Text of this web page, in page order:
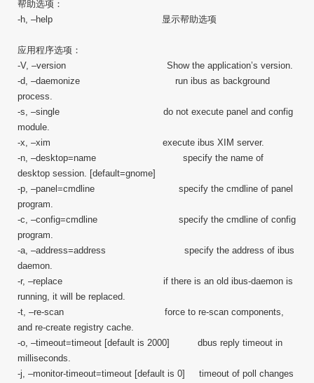
帮助选项：
-h, –help 显示帮助选项
应用程序选项：
-V, –version Show the application’s version.
-d, –daemonize run ibus as background
process.
-s, –single do not execute panel and config
module.
-x, –xim execute ibus XIM server.
-n, –desktop=name specify the name of
desktop session. [default=gnome]
-p, –panel=cmdline specify the cmdline of panel
program.
-c, –config=cmdline specify the cmdline of config
program.
-a, –address=address specify the address of ibus
daemon.
-r, –replace if there is an old ibus-daemon is
running, it will be replaced.
-t, –re-scan force to re-scan components,
and re-create registry cache.
-o, –timeout=timeout [default is 2000] dbus reply timeout in
milliseconds.
-j, –monitor-timeout=timeout [default is 0] timeout of poll changes